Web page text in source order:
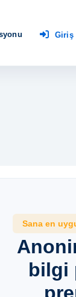
Giriş
Sana en
bilgi